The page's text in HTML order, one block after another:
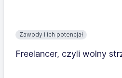
Zawody i ich potencjał
Freelancer, czyli wolny